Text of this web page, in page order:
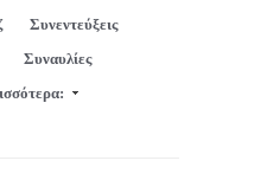
Συνεντεύξεις
Συναυλίες